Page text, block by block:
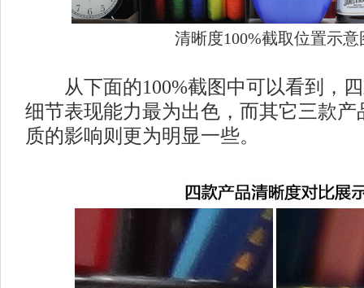
清晰度100%截取位置示意
从下面的100%截图中可以看到，四
细节表现能力最为出色，而其它三款产
质的影响则更为明显一些。